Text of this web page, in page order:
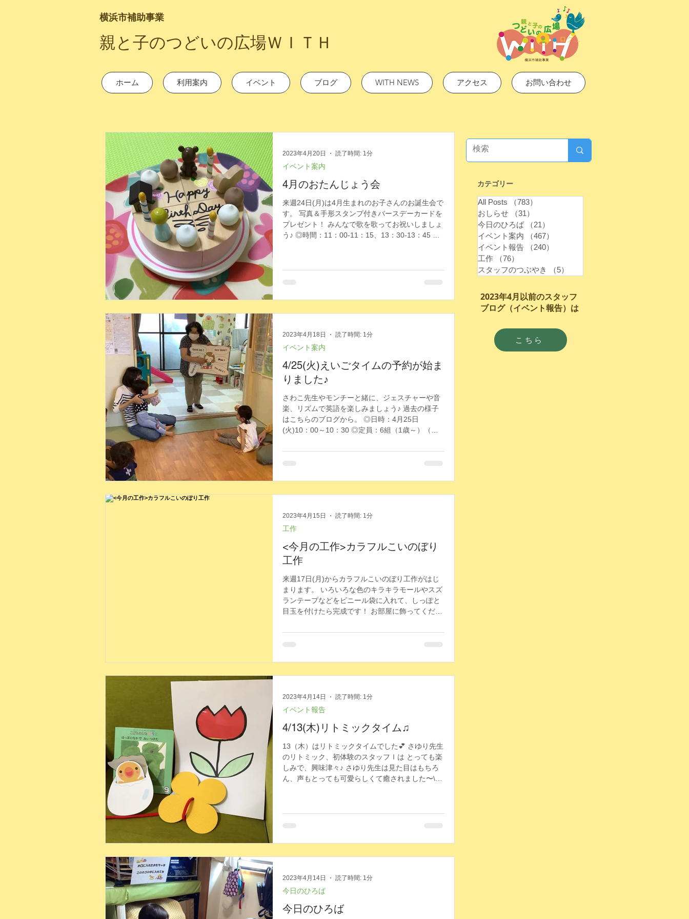
横浜市補助事業
​親と子のつどいの広場ＷＩＴＨ ログイン
ホーム 利用案内 イベント ブログ WITH NEWS アクセス お問い合わせ
カテゴリー
4月のおたんじょう会
来週24日(月)は4月生まれのお子さんのお誕生会で
す。 写真＆手形スタンプ付きバースデーカードを
プレゼント！ みんなで歌を歌ってお祝いしましょ
う♪ ◎時間：11：00-11：15、13：30-13：45 ※
イベント案内
2023年4月20日 読了時間: 1分
4/25(火)えいごタイムの予約が始ま
りました♪
さわこ先生やモンチーと緒に、ジェスチャーや音
楽、リズムで英語を楽しみましょう♪ 過去の様子
はこちらのブログから。 ◎日時：4月25日
(火)10：00～10：30 ◎定員：6組（1歳～）（事
があります。...
イベント案内
2023年4月18日 読了時間: 1分
<今月の工作>カラフルこいのぼり
工作
来週17日(月)からカラフルこいのぼり工作がはじ
まります。 いろいろな色のキラキラモールやスズ
ランテープなどをビニール袋に入れて、しっぽと
目玉を付けたら完成です！ お部屋に飾ってくださ
4/17(月)～5/2(火) 広場開所時随時...
工作
2023年4月15日 読了時間: 1分
4/13(木)リトミックタイム♫
13（木）はリトミックタイムでした💕 さゆり先生
のリトミック、初体験のスタッフＩは とっても楽
しみで、興味津々♪ さゆり先生は見た目はもちろ
ん、声もとっても可愛らしくて癒されました〜\(//
イベント報告
2023年4月14日 読了時間: 1分
今日のひろば
今日のひろば
2023年4月14日 読了時間: 1分
カテゴリー
All Posts （783）
おしらせ
（31）
今日のひろば
（21）
イベント案内
（467）
イベント報告
（240）
工作
（76）
スタッフのつぶやき
（5）
2023年4月以前のスタッフ
ブログ（イベント報告）は
こちら